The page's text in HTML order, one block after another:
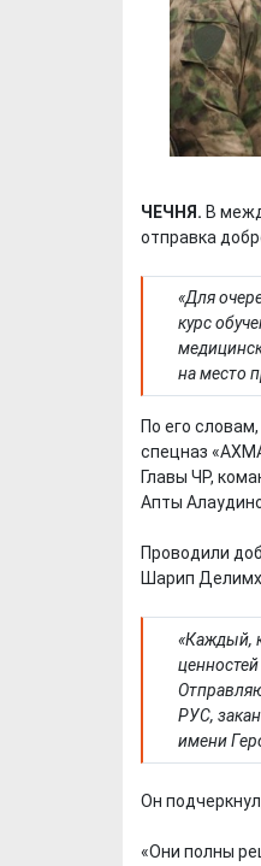
ЧЕЧНЯ. В
отправка
«Для
курс
на место
По его
спецназ
Главы ЧР,
Апты
Проводили
Шарип
«Каждый,
РУС,
имени
Он
«Они полны